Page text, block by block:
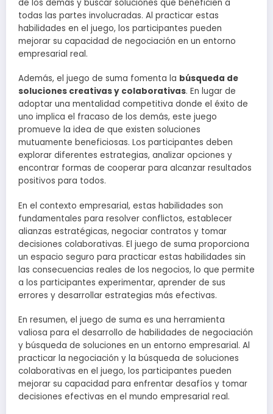
de los demás y buscar soluciones que beneficien a
todas las partes involucradas. Al practicar estas
habilidades en el juego, los participantes pueden
mejorar su capacidad de negociación en un entorno
empresarial real.
Además, el juego de suma fomenta la búsqueda de
soluciones creativas y colaborativas. En lugar de
adoptar una mentalidad competitiva donde el éxito de
uno implica el fracaso de los demás, este juego
promueve la idea de que existen soluciones
mutuamente beneficiosas. Los participantes deben
explorar diferentes estrategias, analizar opciones y
encontrar formas de cooperar para alcanzar resultados
positivos para todos.
En el contexto empresarial, estas habilidades son
fundamentales para resolver conflictos, establecer
alianzas estratégicas, negociar contratos y tomar
decisiones colaborativas. El juego de suma proporciona
un espacio seguro para practicar estas habilidades sin
las consecuencias reales de los negocios, lo que permite
a los participantes experimentar, aprender de sus
errores y desarrollar estrategias más efectivas.
En resumen, el juego de suma es una herramienta
valiosa para el desarrollo de habilidades de negociación
y búsqueda de soluciones en un entorno empresarial. Al
practicar la negociación y la búsqueda de soluciones
colaborativas en el juego, los participantes pueden
mejorar su capacidad para enfrentar desafíos y tomar
decisiones efectivas en el mundo empresarial real.